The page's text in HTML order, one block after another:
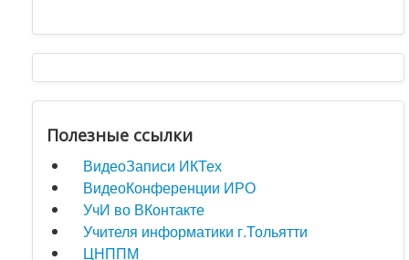
Полезные ссылки
ВидеоЗаписи ИКТех
ВидеоКонференции ИРО
УчИ во ВКонтакте
Учителя информатики г.Тольятти
ЦНППМ